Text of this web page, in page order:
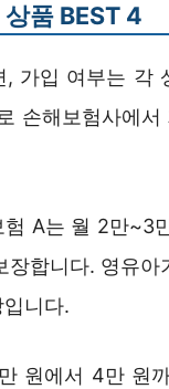
품 BEST 4
가입 여부는 각
손해보험사에
A는 월 2만~3
합니다. 영유
니다.
원에서 4만 원